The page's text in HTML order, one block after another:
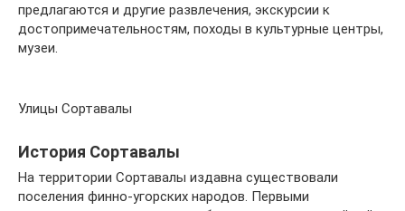
предлагаются и другие развлечения, экскурсии к
достопримечательностям, походы в культурные центры,
музеи.
Улицы Сортавалы
История Сортавалы
На территории Сортавалы издавна существовали
поселения финно-угорских народов. Первыми